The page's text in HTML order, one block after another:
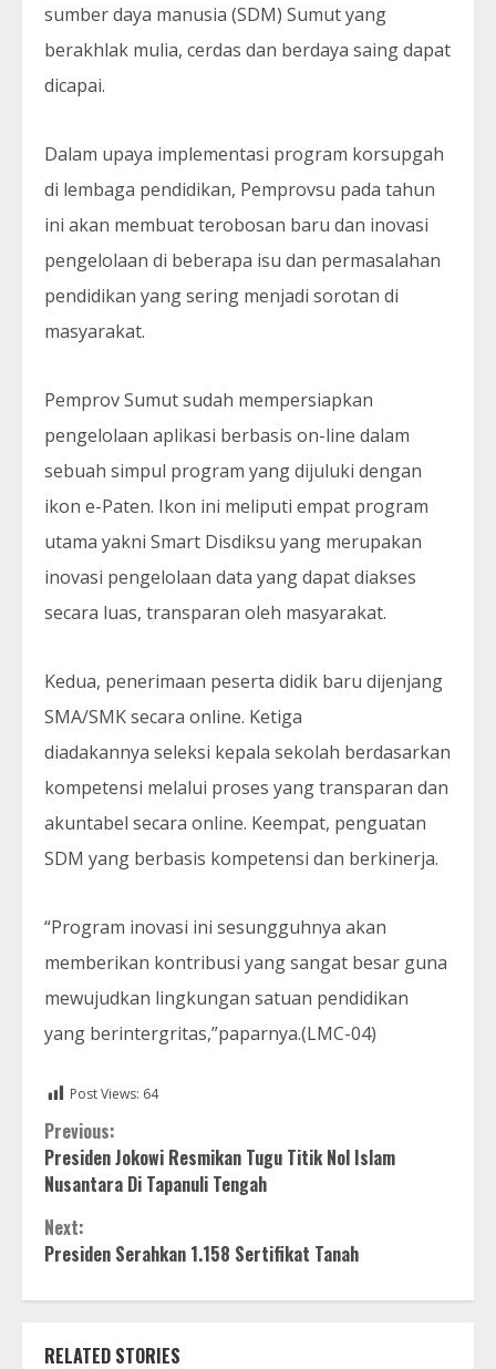
sumber daya manusia (SDM) Sumut yang
berakhlak mulia, cerdas dan berdaya saing dapat
dicapai.
Dalam upaya implementasi program korsupgah
di lembaga pendidikan, Pemprovsu pada tahun
ini akan membuat terobosan baru dan inovasi
pengelolaan di beberapa isu dan permasalahan
pendidikan yang sering menjadi sorotan di
masyarakat.
Pemprov Sumut sudah mempersiapkan
pengelolaan aplikasi berbasis on-line dalam
sebuah simpul program yang dijuluki dengan
ikon e-Paten. Ikon ini meliputi empat program
utama yakni Smart Disdiksu yang merupakan
inovasi pengelolaan data yang dapat diakses
secara luas, transparan oleh masyarakat.
Kedua, penerimaan peserta didik baru dijenjang
SMA/SMK secara online. Ketiga
diadakannya seleksi kepala sekolah berdasarkan
kompetensi melalui proses yang transparan dan
akuntabel secara online. Keempat, penguatan
SDM yang berbasis kompetensi dan berkinerja.
“Program inovasi ini sesungguhnya akan
memberikan kontribusi yang sangat besar guna
mewujudkan lingkungan satuan pendidikan
yang berintergritas,”paparnya.(LMC-04)
Post Views: 64
Continue
Reading
Previous:
Presiden Jokowi Resmikan Tugu Titik Nol Islam
Nusantara Di Tapanuli Tengah
Next:
Presiden Serahkan 1.158 Sertifikat Tanah
RELATED STORIES